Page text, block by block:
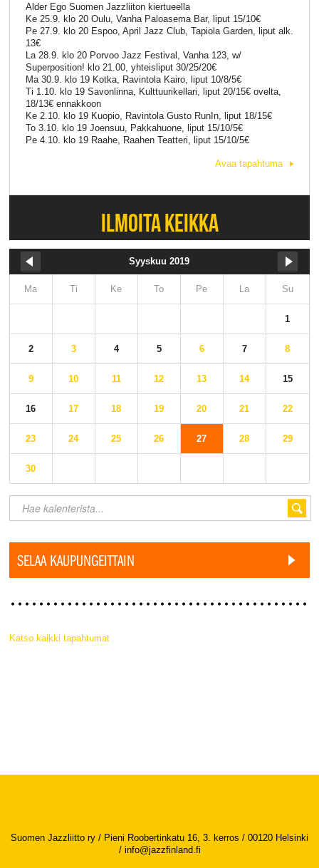
Alder Ego Suomen Jazzliiton kiertueella
Ke 25.9. klo 20 Oulu, Vanha Paloasema Bar, liput 15/10€
Pe 27.9. klo 20 Espoo, April Jazz Club, Tapiola Garden, liput alk.
13€
La 28.9. klo 20 Porvoo Jazz Festival, Vanha 123, w/
Superposition! klo 21.00, yhteisliput 30/25/20€
Ma 30.9. klo 19 Kotka, Ravintola Kairo, liput 10/8/5€
Ti 1.10. klo 19 Savonlinna, Kulttuurikellari, liput 20/15€ ovelta,
18/13€ ennakkoon
Ke 2.10. klo 19 Kuopio, Ravintola Gusto RunIn, liput 18/15€
To 3.10. klo 19 Joensuu, Pakkahuone, liput 15/10/5€
Pe 4.10. klo 19 Raahe, Raahen Teatteri, liput 15/10/5€
Avaa tapahtuma
ILMOITA KEIKKA
Syyskuu 2019
Ma Ti Ke To Pe La Su
1
2 3 4 5 6 7 8
9 10 11 12 13 14 15
16 17 18 19 20 21 22
23 24 25 26 27 28 29
30
SELAA KAUPUNGEITTAIN
Katso kaikki tapahtumat
Suomen Jazzliitto ry / Pieni Roobertinkatu 16, 3. kerros / 00120 Helsinki
/ info@jazzfinland.fi